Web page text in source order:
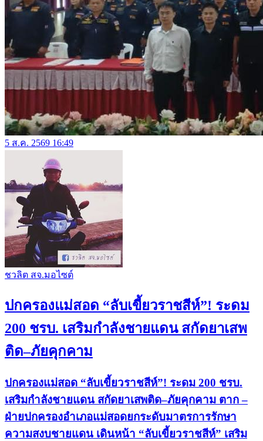
5 ส.ค. 2569 16:49
ชวลิต สจ.มอไซต์
ปกครองแม่สอด “ลับเขี้ยวราชสีห์”! ระดม
200 ชรบ. เสริมกำลังชายแดน สกัดยาเสพ
ติด–ภัยคุกคาม
ปกครองแม่สอด “ลับเขี้ยวราชสีห์”! ระดม 200 ชรบ.
เสริมกำลังชายแดน สกัดยาเสพติด–ภัยคุกคาม ตาก –
ฝ่ายปกครองอำเภอแม่สอดยกระดับมาตรการรักษา
ความสงบชายแดน เดินหน้า “ลับเขี้ยวราชสีห์” เสริม